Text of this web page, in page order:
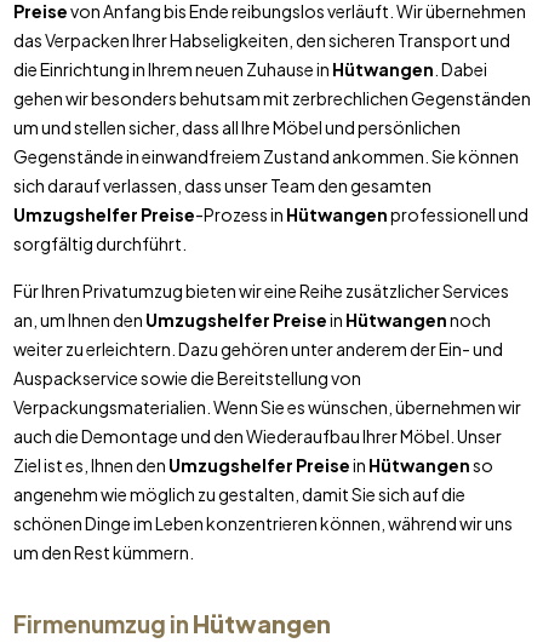
Preisevon Anfang bis Ende reibungslos verläuft. Wir übernehmen
das Verpacken Ihrer Habseligkeiten, den sicheren Transport und
die Einrichtung in Ihrem neuen Zuhause in Hütwangen . Dabei
gehen wir besonders behutsam mit zerbrechlichen Gegenständen
um und stellen sicher, dass all Ihre Möbel und persönlichen
Gegenstände in einwandfreiem Zustand ankommen. Sie können
sich darauf verlassen, dass unser Team den gesamten
Umzugshelfer Preise-Prozess in Hütwangenprofessionell und
sorgfältig durchführt.
Für Ihren Privatumzug bieten wir eine Reihe zusätzlicher Services
an, um Ihnen den Umzugshelfer Preisein Hütwangennoch
weiter zu erleichtern. Dazu gehören unter anderem der Ein- und
Auspackservice sowie die Bereitstellung von
Verpackungsmaterialien. Wenn Sie es wünschen, übernehmen wir
auch die Demontage und den Wiederaufbau Ihrer Möbel. Unser
Ziel ist es, Ihnen den Umzugshelfer Preisein Hütwangenso
angenehm wie möglich zu gestalten, damit Sie sich auf die
schönen Dinge im Leben konzentrieren können, während wir uns
um den Rest kümmern.
Firmenumzug in Hütwangen